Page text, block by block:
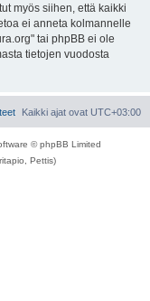
myös siihen, että kaikki
ei anneta kolmannelle
tai phpBB ei ole
tietojen vuodosta
Kaikki ajat ovat UTC+03:00
© phpBB Limited
Pettis)